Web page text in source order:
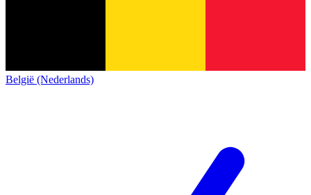
België (Nederlands)